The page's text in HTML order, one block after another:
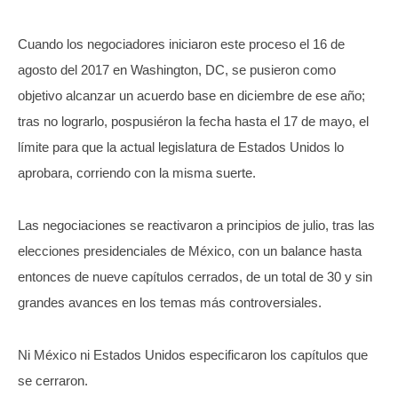
Cuando los negociadores iniciaron este proceso el 16 de
agosto del 2017 en Washington, DC, se pusieron como
objetivo alcanzar un acuerdo base en diciembre de ese año;
tras no lograrlo, pospusiéron la fecha hasta el 17 de mayo, el
límite para que la actual legislatura de Estados Unidos lo
aprobara, corriendo con la misma suerte.
Las negociaciones se reactivaron a principios de julio, tras las
elecciones presidenciales de México, con un balance hasta
entonces de nueve capítulos cerrados, de un total de 30 y sin
grandes avances en los temas más controversiales.
Ni México ni Estados Unidos especificaron los capítulos que
se cerraron.